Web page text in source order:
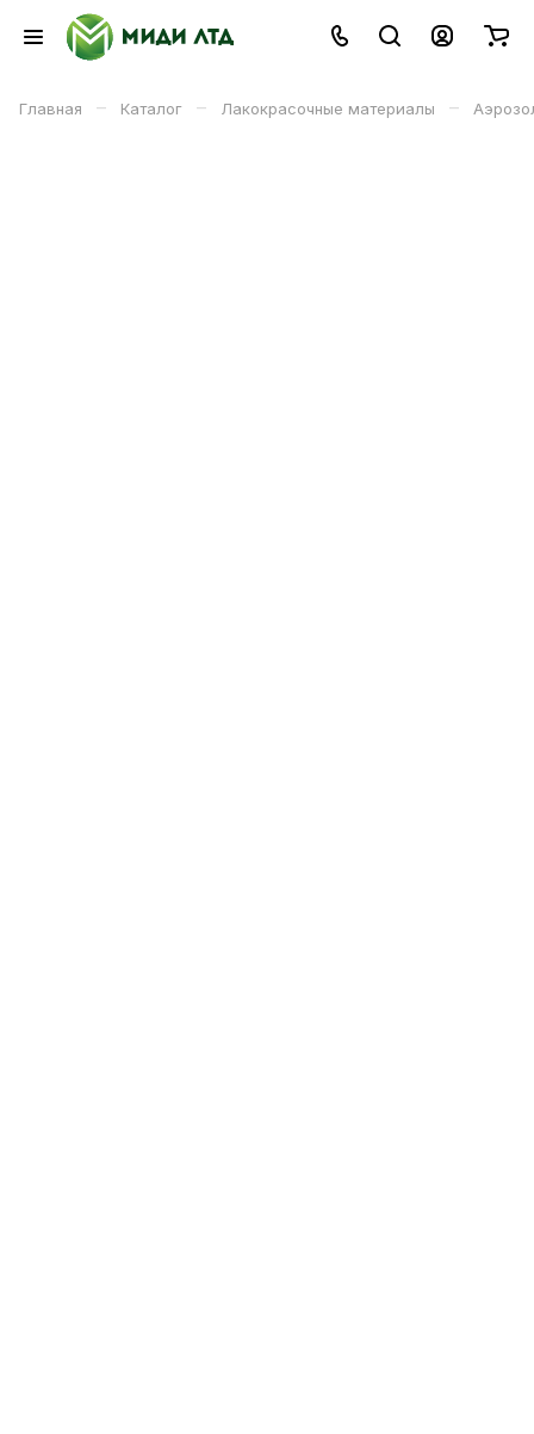
Главная – Каталог – Лакокрасочные материалы –